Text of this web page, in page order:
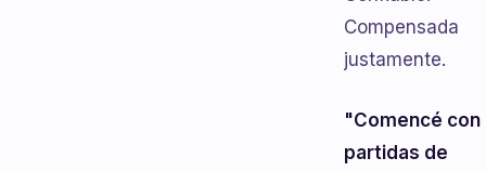
Compensada
justamente.
"Comencé con
partidas de